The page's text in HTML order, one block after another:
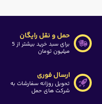
حمل و نقل رایگان
برای سبد خرید بیشتر از 5
میلیون تومان
ارسال فوری
تحویل روزانه سفارشات به
شرکت های حمل